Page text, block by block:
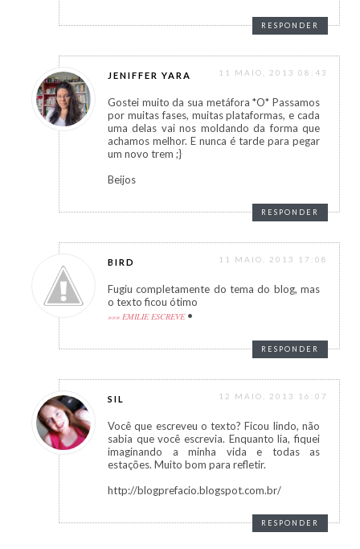
RESPONDER
JENIFFER YARA 11 MAIO, 2013 08:43
Gostei muito da sua metáfora *O* Passamos
por muitas fases, muitas plataformas, e cada
uma delas vai nos moldando da forma que
achamos melhor. E nunca é tarde para pegar
um novo trem ;}
Beijos
RESPONDER
BIRD 11 MAIO, 2013 17:08
Fugiu completamente do tema do blog, mas
o texto ficou ótimo
»»» EMILIE ESCREVE •
RESPONDER
SIL 12 MAIO, 2013 16:07
Você que escreveu o texto? Ficou lindo, não
sabia que você escrevia. Enquanto lia, fiquei
imaginando a minha vida e todas as
estações. Muito bom para refletir.
http://blogprefacio.blogspot.com.br/
RESPONDER